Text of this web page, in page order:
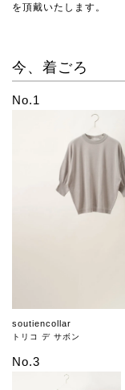
を頂戴いたします。
今、着ごろ
No.1
soutiencollar
トリコ デ サボン
No.3